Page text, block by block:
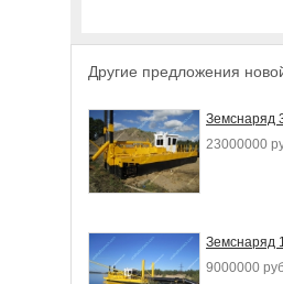
Другие предложения
Земснаряд
23000000
Земснаряд
9000000